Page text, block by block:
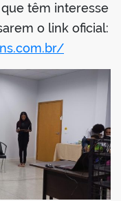
têm interesse
o link oficial: